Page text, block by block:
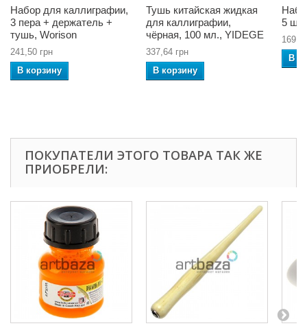
Набор для каллиграфии,
3 пера + держатель +
тушь, Worison
241,50 грн
В корзину
Тушь китайская жидкая
для каллиграфии,
чёрная, 100 мл., YIDEGE
337,64 грн
В корзину
5
В
ПОКУПАТЕЛИ ЭТОГО ТОВАРА ТАК ЖЕ
ПРИОБРЕЛИ: